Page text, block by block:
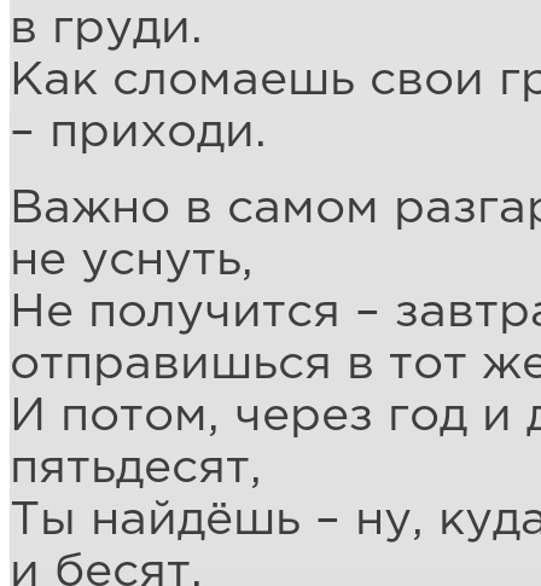
в груди.
Как сломаешь свои
– приходи.
Важно в самом
не уснуть,
Не получится –
отправишься в тот
И потом, через год и
пятьдесят,
Ты найдёшь – ну,
и бесят,